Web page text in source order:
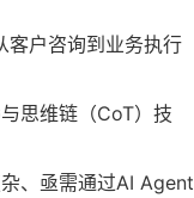
客户咨询到业务执行
思维链（CoT）技
、亟需通过AI Agent